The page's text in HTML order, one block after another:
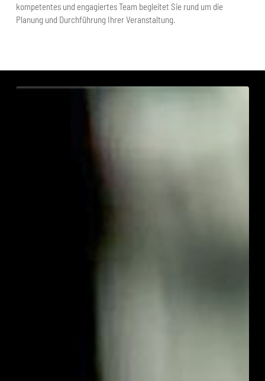
kompetentes und engagiertes Team begleitet Sie rund um die
Planung und Durchführung Ihrer Veranstaltung.